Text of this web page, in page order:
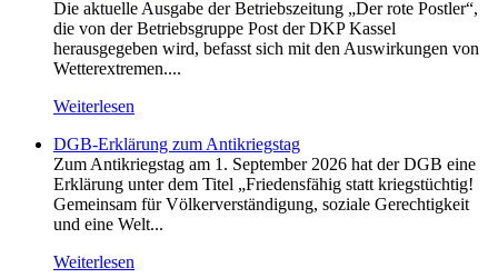
Die aktuelle Ausgabe der Betriebszeitung „Der rote Postler“,
die von der Betriebsgruppe Post der DKP Kassel
herausgegeben wird, befasst sich mit den Auswirkungen von
Wetterextremen....
Weiterlesen
DGB-Erklärung zum Antikriegstag
Zum Antikriegstag am 1. September 2026 hat der DGB eine
Erklärung unter dem Titel „Friedensfähig statt kriegstüchtig!
Gemeinsam für Völkerverständigung, soziale Gerechtigkeit
und eine Welt...
Weiterlesen